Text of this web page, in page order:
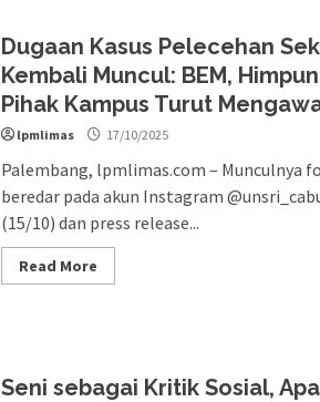
Dugaan Kasus Pelecehan
Kembali Muncul: BEM,
Pihak Kampus Turut
lpmlimas 17/10/2025
Palembang, lpmlimas.com – Munculnya
beredar pada akun Instagram
(15/10) dan press release...
Read More
Seni sebagai Kritik Sosial,